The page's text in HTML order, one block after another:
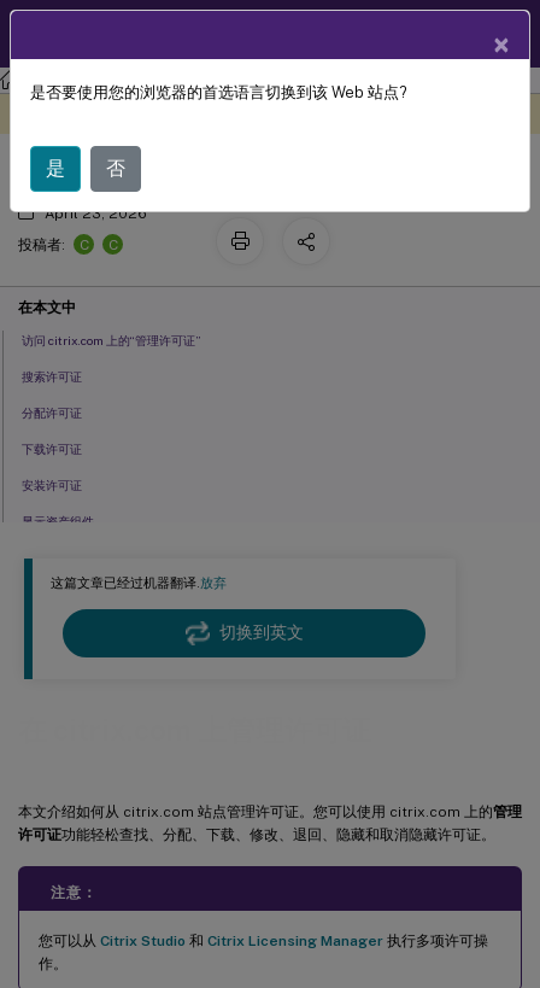
许可 许可 11.17.2 版本 48000
这篇文章已经过机器翻译.放弃
切换到英文
本文介绍如何从 citrix.com 站点管理许可证。您可以使用 citrix.com 上的管理
许可证功能轻松查找、分配、下载、修改、退回、隐藏和取消隐藏许可证。
注意：
您可以从 Citrix Studio 和 Citrix Licensing Manager 执行多项许可操
作。
在 citrix.com 上管理许可证
April 23, 2026
投稿者:
C C
在本文中
访问 citrix.com 上的“管理许可证”
搜索许可证
分配许可证
下载许可证
安装许可证
显示资产组件
退回分配
修改许可证
升级许可证
×
是否要使用您的浏览器的首选语言切换到该 Web 站点?
是 否